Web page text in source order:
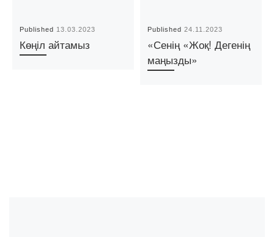
Published 13.03.2023
Көңіл айтамыз
Published24.11.2023
«Сенің «Жоқ! Дегенің
маңызды»